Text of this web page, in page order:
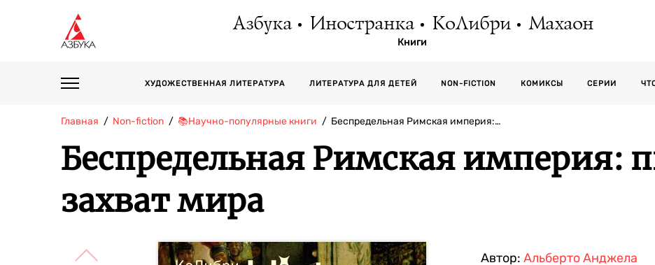
Азбука Иностранка КоЛибри Махаон
Книги
ХУДОЖЕСТВЕННАЯ ЛИТЕРАТУРА ЛИТЕРАТУРА ДЛЯ ДЕТЕЙ NON-FICTION КОМИКСЫ СЕРИИ
Главная Non-fiction 📚Научно-популярные книги Беспредельная Римская империя:…
Беспредельная Римская империя:
захват мира
Автор: Альберто Анджела